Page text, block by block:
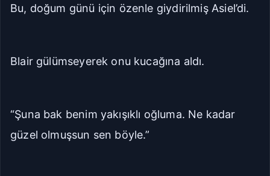
Bu, doğum günü için özenle giydirilmiş Asiel’di.
Blair gülümseyerek onu kucağına aldı.
“Şuna bak benim yakışıklı oğluma. Ne kadar
güzel olmuşsun sen böyle.”